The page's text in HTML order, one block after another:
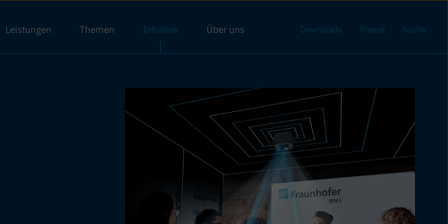
Leistungen Themen Infothek Über uns Downloads Presse Suche